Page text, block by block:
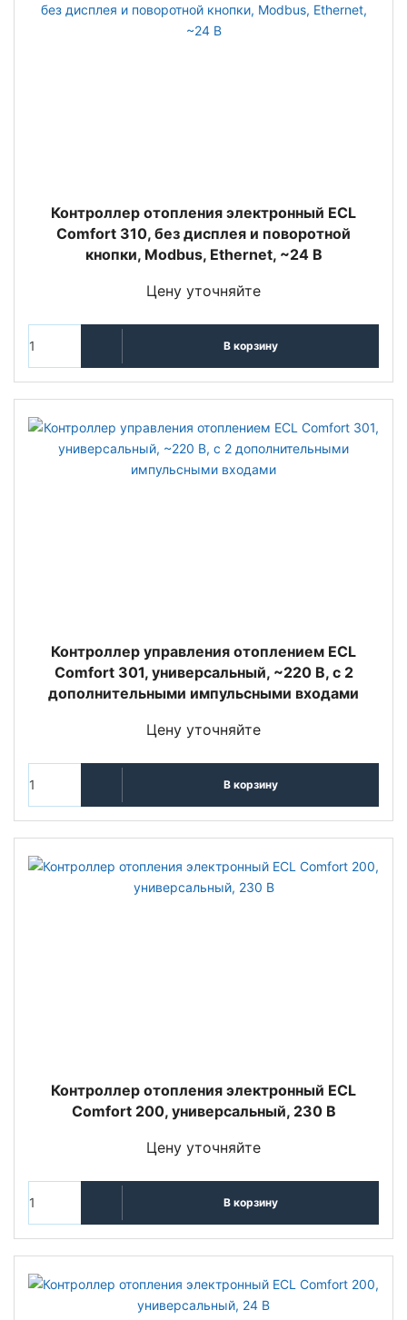
Контроллер отопления электронный ECL
Comfort 310, без дисплея и поворотной
кнопки, Modbus, Ethernet, ~24 В
Цену уточняйте
В корзину
Контроллер управления отоплением ECL
Comfort 301, универсальный, ~220 B, с 2
дополнительными импульсными входами
Цену уточняйте
В корзину
Контроллер отопления электронный ECL
Comfort 200, универсальный, 230 В
Цену уточняйте
В корзину